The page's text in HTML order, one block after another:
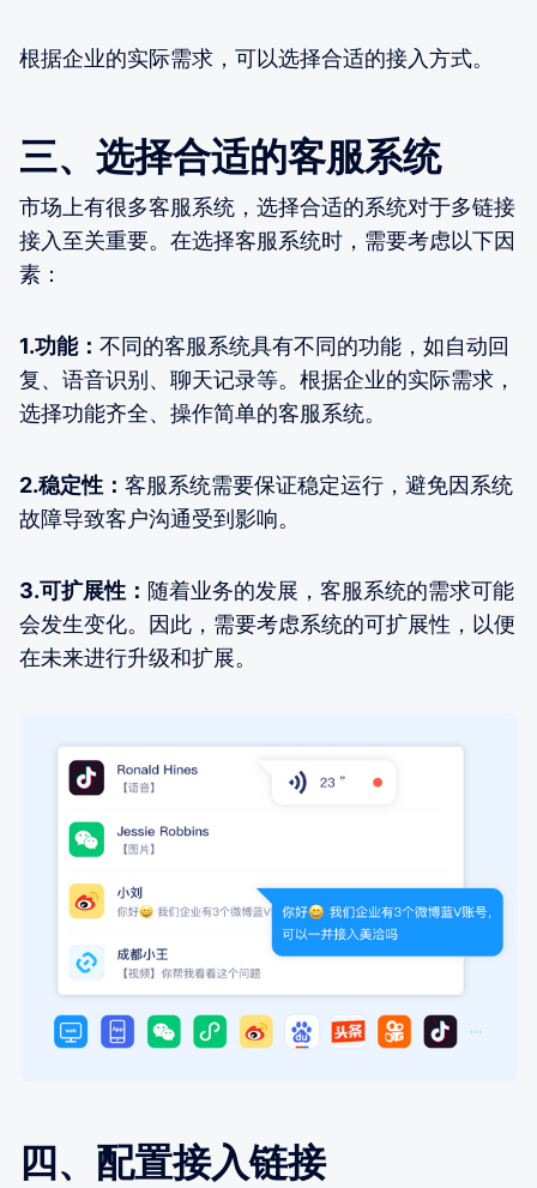
根据企业的实际需求，可以选择合适的接入方式。
三、选择合适的客服系统
市场上有很多客服系统，选择合适的系统对于多链接
接入至关重要。在选择客服系统时，需要考虑以下因
素：
1.功能： 不同的客服系统具有不同的功能，如自动回
复、语音识别、聊天记录等。根据企业的实际需求，
选择功能齐全、操作简单的客服系统。
2.稳定性： 客服系统需要保证稳定运行，避免因系统
故障导致客户沟通受到影响。
3.可扩展性： 随着业务的发展，客服系统的需求可能
会发生变化。因此，需要考虑系统的可扩展性，以便
在未来进行升级和扩展。
四、配置接入链接